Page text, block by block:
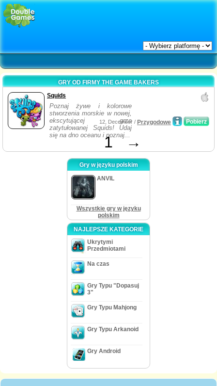
GRY OD FIRMY THE GAME BAKERS
Squids
Poznaj żywe i kolorowe
stworzenia morskie w nowej,
ekscytującej grze
zatytułowanej Squids! Udaj
się na dno oceanu i poznaj...
Pobierz
12, December / Przygodowe
1 →
Gry w języku polskim
ANVIL
Wszystkie gry w języku
polskim
NAJLEPSZE KATEGORIE
Ukrytymi
Przedmiotami
Na czas
Gry Typu "Dopasuj
3"
Gry Typu Mahjong
Gry Typu Arkanoid
Gry Android